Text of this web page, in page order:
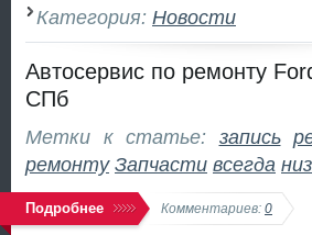
Категория: Новости
Автосервис по ремонту
СПб
Метки к статье: запись
ремонту Запчасти всегда
Подробнее Комментариев: 0